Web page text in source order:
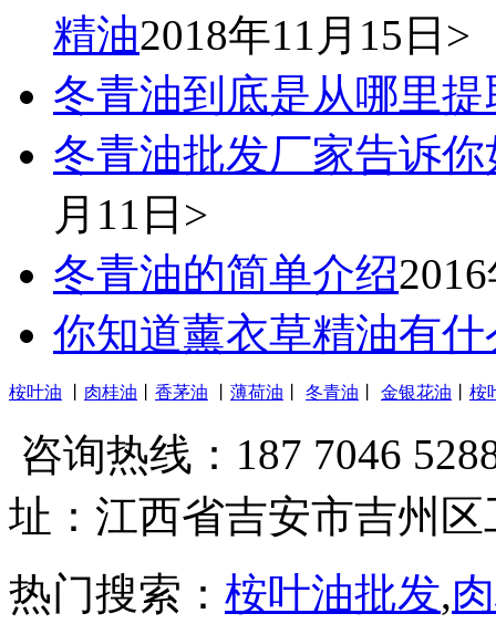
精油2018年11月15日>
冬青油到底是从哪里
冬青油批发厂家告诉
月11日>
冬青油的简单介绍
你知道薰衣草精油有
桉叶油 肉桂油 香茅油 薄荷油 冬青油 金银花油 桉
咨询热线：187 7046
址：江西省吉安市吉州
热门搜索： 桉叶油批发,